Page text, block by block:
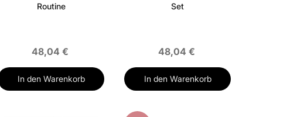
Routine
48,04 €
In den Warenkorb
Set
48,04 €
In den Warenkorb